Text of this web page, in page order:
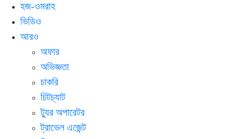
হজ-ওমরাহ
ভিডিও
আরও
অফার
অভিজ্ঞতা
চাকরি
চিটচ্যাট
ট্যুর অপারেটর
ট্রাভেল এজেন্ট